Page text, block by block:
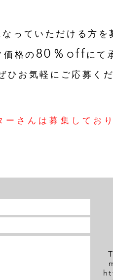
なっていただける方を
格の 80％offにて
ひお気軽にご応募く
ーさんは募集してお